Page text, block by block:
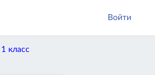
Войти
1 класс